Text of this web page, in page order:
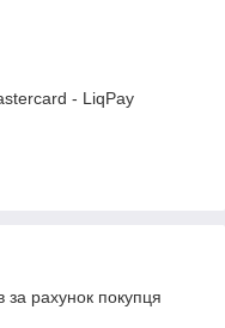
- LiqPay
рахунок покупця